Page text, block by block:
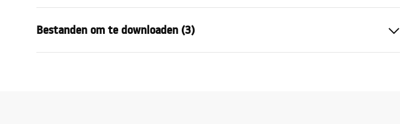
Montagewijze
Kleur
Helder goud
Bestanden om te downloaden (3)